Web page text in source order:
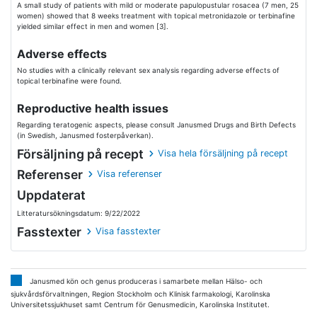
A small study of patients with mild or moderate papulopustular rosacea (7 men, 25
women) showed that 8 weeks treatment with topical metronidazole or terbinafine
yielded similar effect in men and women [3].
Adverse effects
No studies with a clinically relevant sex analysis regarding adverse effects of
topical terbinafine were found.
Reproductive health issues
Regarding teratogenic aspects, please consult Janusmed Drugs and Birth Defects
(in Swedish, Janusmed fosterpåverkan).
Försäljning på recept Visa hela försäljning på recept
Referenser Visa referenser
Uppdaterat
Litteratursökningsdatum: 9/22/2022
Fasstexter Visa fasstexter
Janusmed kön och genus produceras i samarbete mellan Hälso- och
sjukvårdsförvaltningen, Region Stockholm och Klinisk farmakologi, Karolinska
Universitetssjukhuset samt Centrum för Genusmedicin, Karolinska Institutet.